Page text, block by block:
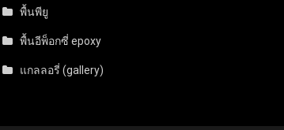
พื้นพียู
พื้นอีพ็อกซี่ epoxy
แกลลอรี่ (gallery)